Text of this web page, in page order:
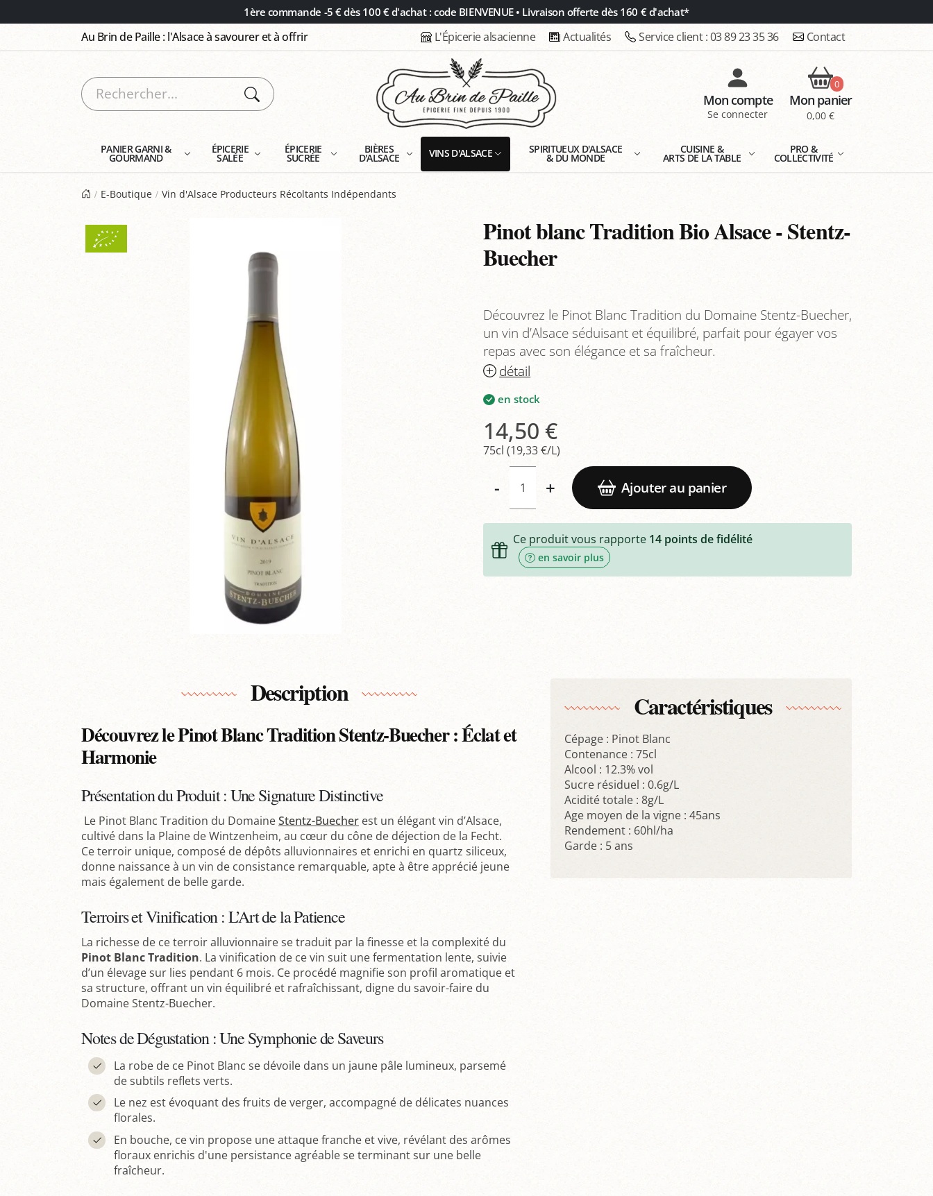
1ère commande -5 € dès 100 € d'achat : code BIENVENUE • Livraison offerte dès 160 € d'achat*
Au Brin de Paille : l'Alsace à savourer et à offrir L'Épicerie alsacienne Actualités Service client :03 89 23 35 36 Contact
Mon compte
Se connecter
0
Mon panier
0,00 €
PANIER GARNI &
GOURMAND
ÉPICERIE
SALÉE
ÉPICERIE
SUCRÉE
BIÈRES
D'ALSACE VINS D'ALSACE SPIRITUEUX D'ALSACE
& DU MONDE
CUISINE &
ARTS DE LA TABLE
PRO &
COLLECTIVITÉ
E-Boutique Vin d'Alsace Producteurs Récoltants Indépendants
Pinot blanc Tradition Bio Alsace - Stentz-
Buecher
Découvrez le Pinot Blanc Tradition du Domaine Stentz-Buecher,
un vin d’Alsace séduisant et équilibré, parfait pour égayer vos
repas avec son élégance et sa fraîcheur.
détail
en stock
14,50 €
75cl (19,33 €/L)
- + Ajouter au panier
Ce produit vous rapporte 14 points de fidélité
en savoir plus
Description
Découvrez le Pinot Blanc Tradition Stentz-Buecher : Éclat et
Harmonie
Présentation du Produit : Une Signature Distinctive
Le Pinot Blanc Tradition du DomaineStentz-Buecher est un élégant vin d’Alsace,
cultivé dans la Plaine de Wintzenheim, au cœur du cône de déjection de la Fecht.
Ce terroir unique, composé de dépôts alluvionnaires et enrichi en quartz siliceux,
donne naissance à un vin de consistance remarquable, apte à être apprécié jeune
mais également de belle garde.
Terroirs et Vinification : L’Art de la Patience
La richesse de ce terroir alluvionnaire se traduit par la finesse et la complexité du
Pinot Blanc Tradition. La vinification de ce vin suit une fermentation lente, suivie
d’un élevage sur lies pendant 6 mois. Ce procédé magnifie son profil aromatique et
sa structure, offrant un vin équilibré et rafraîchissant, digne du savoir-faire du
Domaine Stentz-Buecher.
Notes de Dégustation : Une Symphonie de Saveurs
La robe de ce Pinot Blanc se dévoile dans un jaune pâle lumineux, parsemé
de subtils reflets verts.
Le nez est évoquant des fruits de verger, accompagné de délicates nuances
florales.
En bouche, ce vin propose une attaque franche et vive, révélant des arômes
floraux enrichis d'une persistance agréable se terminant sur une belle
fraîcheur.
Caractéristiques
Cépage : Pinot Blanc
Contenance : 75cl
Alcool : 12.3% vol
Sucre résiduel : 0.6g/L
Acidité totale : 8g/L
Age moyen de la vigne : 45ans
Rendement : 60hl/ha
Garde : 5 ans